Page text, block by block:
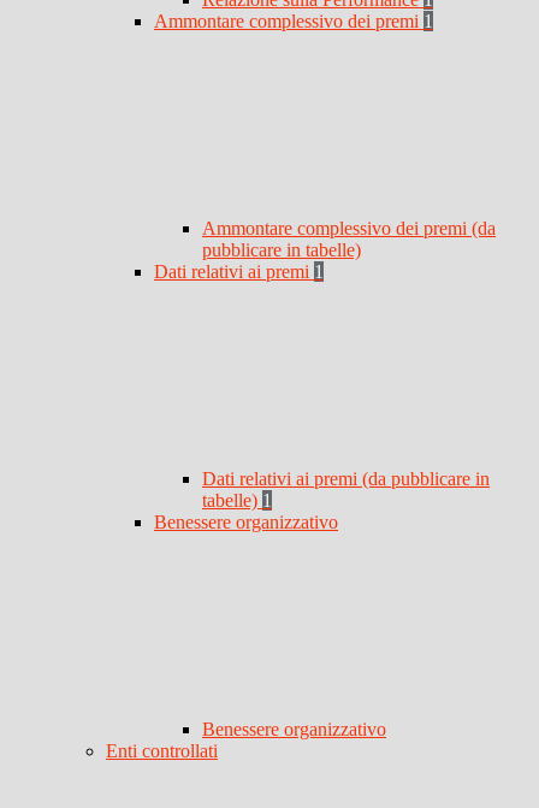
Ammontare complessivo dei premi 1
Ammontare complessivo dei premi (da
pubblicare in tabelle)
Dati relativi ai premi 1
Dati relativi ai premi (da pubblicare in
tabelle) 1
Benessere organizzativo
Benessere organizzativo
Enti controllati